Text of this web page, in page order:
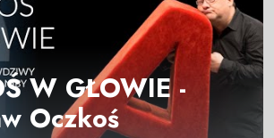
W GŁOWIE -
Oczkoś